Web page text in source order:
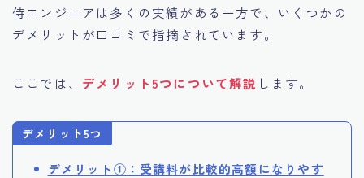
侍エンジニアは多くの実績がある一方で、いくつかの
デメリットが口コミで指摘されています。
ここでは、 デメリット5つについて解説 します。
デメリット5つ
デメリット①：受講料が比較的高額になりやす